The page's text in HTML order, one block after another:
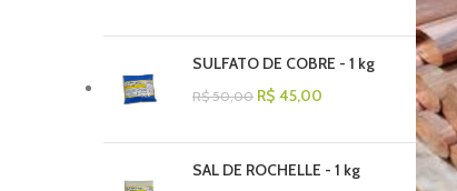
SULFATO DE COBRE - 1 kg
R$50,00 R$ 45,00
SAL DE ROCHELLE - 1 kg